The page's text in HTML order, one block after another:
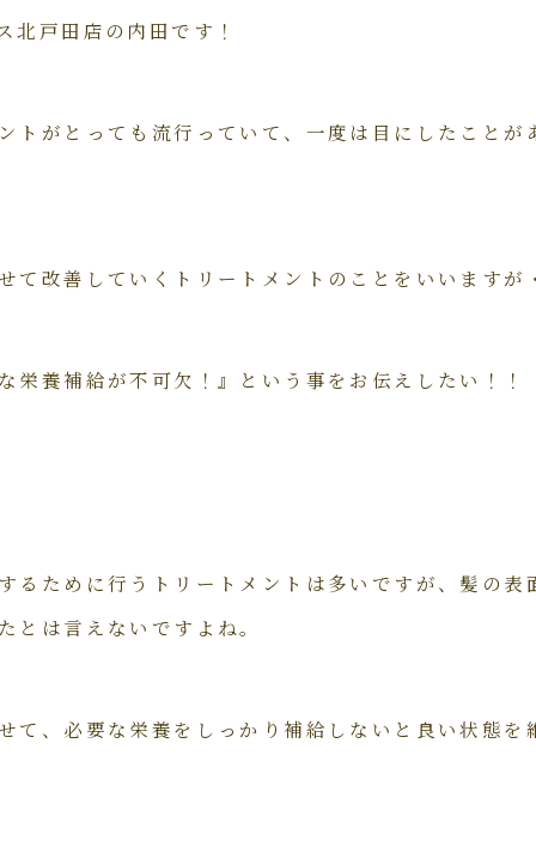
北戸田店の内田です！
トがとっても流行っていて、一度は目にしたことが
て改善していくトリートメントのことをいいますが
栄養補給が不可欠！』という事をお伝えしたい！！
るために行うトリートメントは多いですが、髪の表
とは言えないですよね。
て、必要な栄養をしっかり補給しないと良い状態を